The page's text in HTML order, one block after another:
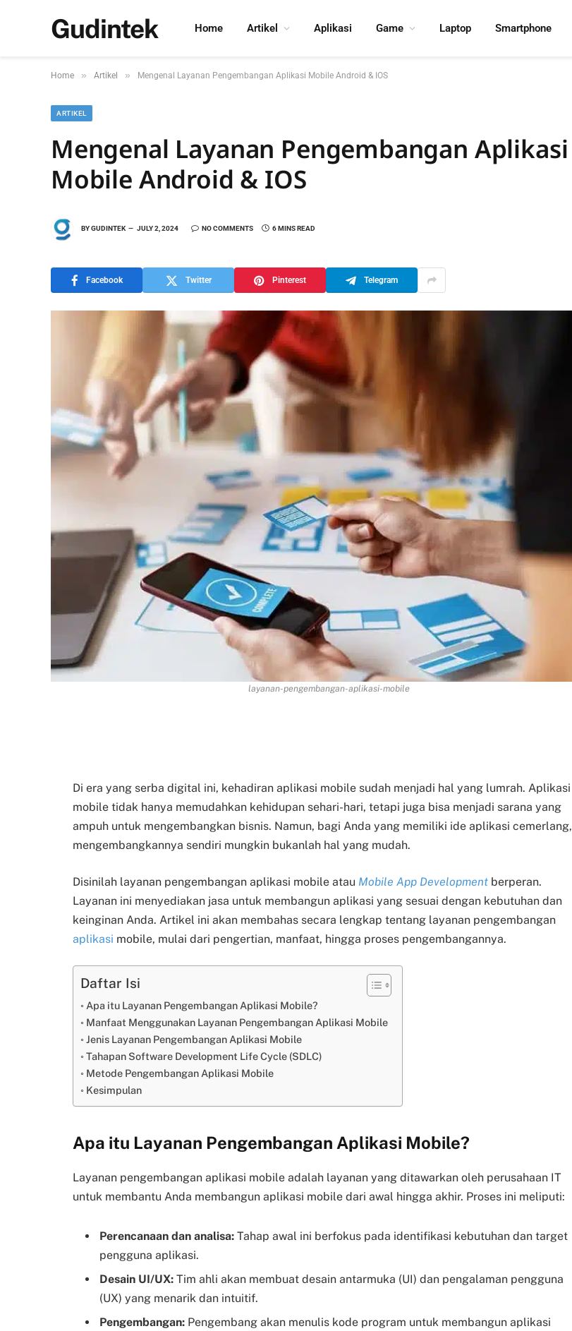
Gudintek Home Artikel Aplikasi Game Laptop Smartphone
Home » Artikel » Mengenal Layanan Pengembangan Aplikasi Mobile Android & IOS
ARTIKEL
Mengenal Layanan Pengembangan Aplikasi
Mobile Android & IOS
BYGUDINTEK JULY 2, 2024 NO COMMENTS 6 MINS READ
Facebook Twitter Pinterest Telegram
layanan-pengembangan-aplikasi-mobile
Di era yang serba digital ini, kehadiran aplikasi mobile sudah menjadi hal yang lumrah. Aplikasi
mobile tidak hanya memudahkan kehidupan sehari-hari, tetapi juga bisa menjadi sarana yang
ampuh untuk mengembangkan bisnis. Namun, bagi Anda yang memiliki ide aplikasi cemerlang,
mengembangkannya sendiri mungkin bukanlah hal yang mudah.
Disinilah layanan pengembangan aplikasi mobile atau Mobile App Development berperan.
Layanan ini menyediakan jasa untuk membangun aplikasi yang sesuai dengan kebutuhan dan
keinginan Anda. Artikel ini akan membahas secara lengkap tentang layanan pengembangan
aplikasi mobile, mulai dari pengertian, manfaat, hingga proses pengembangannya.
Daftar Isi
Apa itu Layanan Pengembangan Aplikasi Mobile?
Manfaat Menggunakan Layanan Pengembangan Aplikasi Mobile
Jenis Layanan Pengembangan Aplikasi Mobile
Tahapan Software Development Life Cycle (SDLC)
Metode Pengembangan Aplikasi Mobile
Kesimpulan
Apa itu Layanan Pengembangan Aplikasi Mobile?
Layanan pengembangan aplikasi mobile adalah layanan yang ditawarkan oleh perusahaan IT
untuk membantu Anda membangun aplikasi mobile dari awal hingga akhir. Proses ini meliputi:
Perencanaan dan analisa: Tahap awal ini berfokus pada identifikasi kebutuhan dan target
pengguna aplikasi.
Desain UI/UX: Tim ahli akan membuat desain antarmuka (UI) dan pengalaman pengguna
(UX) yang menarik dan intuitif.
Pengembangan: Pengembang akan menulis kode program untuk membangun aplikasi